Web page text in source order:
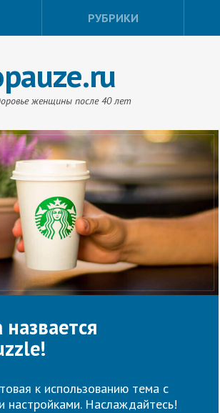
РУБРИКИ
женщины после 40 лет
к использованию тема с
настройками. Наслаждайтесь!